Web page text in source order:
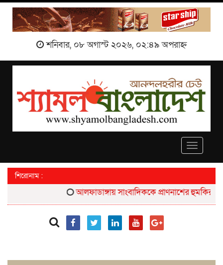
শনিবার, ০৮ অগাস্ট ২০২৬, ০২:৪৯ অপরাহ্ন
Toggle
শিরোনাম :
আলফাডাঙ্গায় সাংবাদিককে প্রাণনাশের হুমকির